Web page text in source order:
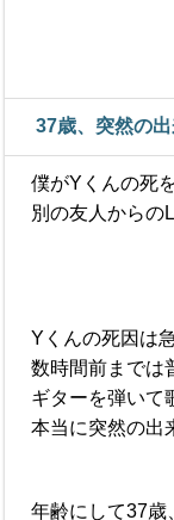
37歳、突然の
僕がYくんの死
別の友人からの
Yくんの死因は
数時間前までは
ギターを弾いて
本当に突然の出
年齢にして37歳